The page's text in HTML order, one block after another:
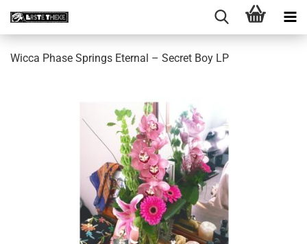
Wicca Phase Springs Eternal ‎– Secret Boy LP